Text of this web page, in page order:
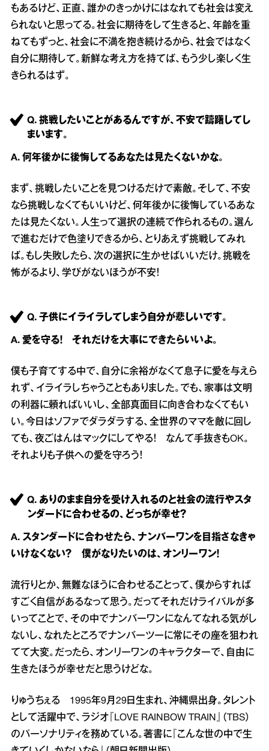
もあるけど、正直、誰かのきっかけにはなれても社会は変え
られないと思ってる。社会に期待をして生きると、年齢を重
ねてもずっと、社会に不満を抱き続けるから、社会ではなく
自分に期待して。新鮮な考え方を持てば、もう少し楽しく生
きられるはず。
Q. 挑戦したいことがあるんですが、不安で躊躇してし
まいます。
A. 何年後かに後悔してるあなたは見たくないかな。
まず、挑戦したいことを見つけるだけで素敵。そして、不安
なら挑戦しなくてもいいけど、何年後かに後悔しているあな
たは見たくない。人生って選択の連続で作られるもの。選ん
で進むだけで色塗りできるから、とりあえず挑戦してみれ
ば。もし失敗したら、次の選択に生かせばいいだけ。挑戦を
怖がるより、学びがないほうが不安！
Q. 子供にイライラしてしまう自分が悲しいです。
A. 愛を守る！ それだけを大事にできたらいいよ。
僕も子育てする中で、自分に余裕がなくて息子に愛を与えら
れず、イライラしちゃうこともありました。でも、家事は文明
の利器に頼ればいいし、全部真面目に向き合わなくてもい
い。今日はソファでダラダラする、全世界のママを敵に回し
ても、夜ごはんはマックにしてやる！ なんて手抜きもOK。
それよりも子供への愛を守ろう！
Q. ありのまま自分を受け入れるのと社会の流行やスタ
ンダードに合わせるの、どっちが幸せ？
A. スタンダードに合わせたら、ナンバーワンを目指さなきゃ
いけなくない？ 僕がなりたいのは、オンリーワン！
流行りとか、無難なほうに合わせることって、僕からすれば
すごく自信があるなって思う。だってそれだけライバルが多
いってことで、その中でナンバーワンになんてなれる気がし
ないし、なれたところでナンバーツーに常にその座を狙われ
てて大変。だったら、オンリーワンのキャラクターで、自由に
生きたほうが幸せだと思うけどな。
りゅうちぇる 1995年9月29日生まれ、沖縄県出身。タレント
として活躍中で、ラジオ『LOVE RAINBOW TRAIN』（TBS）
のパーソナリティを務めている。著書に『こんな世の中で生